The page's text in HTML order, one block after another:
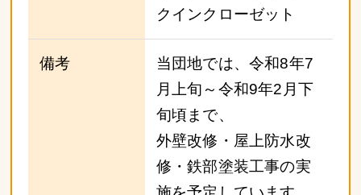
クインクローゼット
備考
当団地では、令和8年7
月上旬～令和9年2月下
旬頃まで、
外壁改修・屋上防水改
修・鉄部塗装工事の実